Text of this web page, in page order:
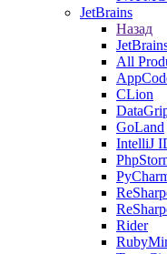
JetBrains
Назад
All
CLion
GoLand
IntelliJ
Rider